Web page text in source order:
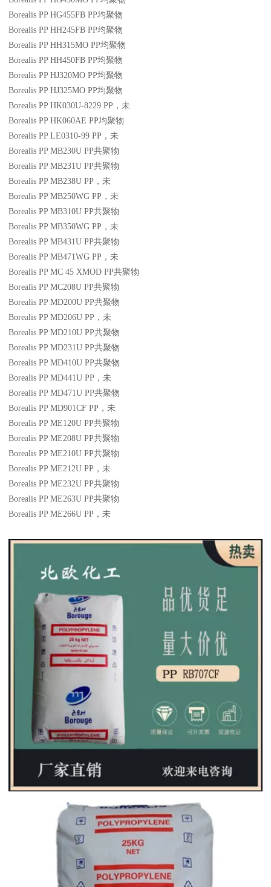
Borealis PP HG455FB PP均聚物
Borealis PP HH245FB PP均聚物
Borealis PP HH315MO PP均聚物
Borealis PP HH450FB PP均聚物
Borealis PP HJ320MO PP均聚物
Borealis PP HJ325MO PP均聚物
Borealis PP HK030U-8229 PP ，未
Borealis PP HK060AE PP均聚物
Borealis PP LE0310-99 PP ，未
Borealis PP MB230U PP共聚物
Borealis PP MB231U PP共聚物
Borealis PP MB238U PP ，未
Borealis PP MB250WG PP ，未
Borealis PP MB310U PP共聚物
Borealis PP MB350WG PP ，未
Borealis PP MB431U PP共聚物
Borealis PP MB471WG PP ，未
Borealis PP MC 45 XMOD PP共聚物
Borealis PP MC208U PP共聚物
Borealis PP MD200U PP共聚物
Borealis PP MD206U PP ，未
Borealis PP MD210U PP共聚物
Borealis PP MD231U PP共聚物
Borealis PP MD410U PP共聚物
Borealis PP MD441U PP ，未
Borealis PP MD471U PP共聚物
Borealis PP MD901CF PP ，未
Borealis PP ME120U PP共聚物
Borealis PP ME208U PP共聚物
Borealis PP ME210U PP共聚物
Borealis PP ME212U PP ，未
Borealis PP ME232U PP共聚物
Borealis PP ME263U PP共聚物
Borealis PP ME266U PP ，未